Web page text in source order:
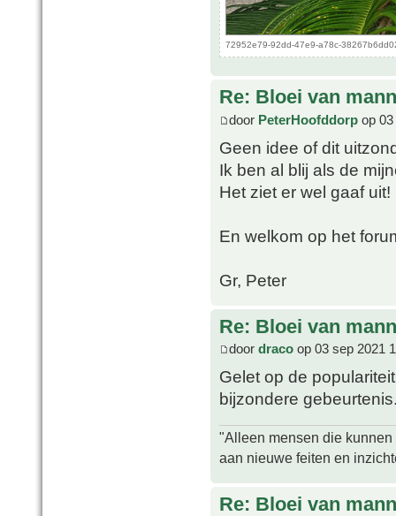
72952e79-92dd-47e9-a78c-
Re: Bloei van
door PeterHoofddorp op
Geen idee of dit
Ik ben al blij als de
Het ziet er wel gaaf uit!
En welkom op het
Gr, Peter
Re: Bloei van
door draco op 03 sep 2021
Gelet op de
bijzondere
"Alleen mensen die
aan nieuwe feiten en
Re: Bloei van